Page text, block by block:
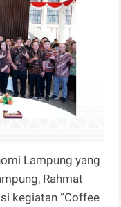
Lampung yang
Rahmat
kegiatan “Coffee